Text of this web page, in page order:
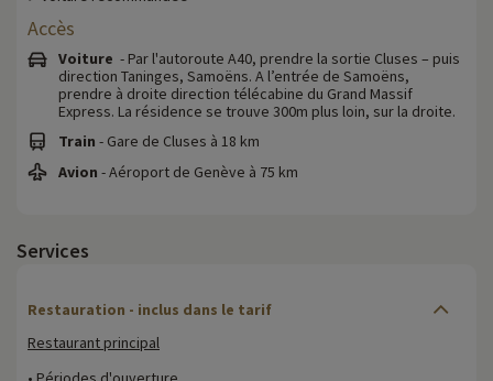
Accès
Voiture - Par l'autoroute A40, prendre la sortie Cluses – puis
direction Taninges, Samoëns. A l’entrée de Samoëns,
prendre à droite direction télécabine du Grand Massif
Express. La résidence se trouve 300m plus loin, sur la droite.
Train - Gare de Cluses à 18 km
Avion - Aéroport de Genève à 75 km
Services
Restauration - inclus dans le tarif
Restaurant principal